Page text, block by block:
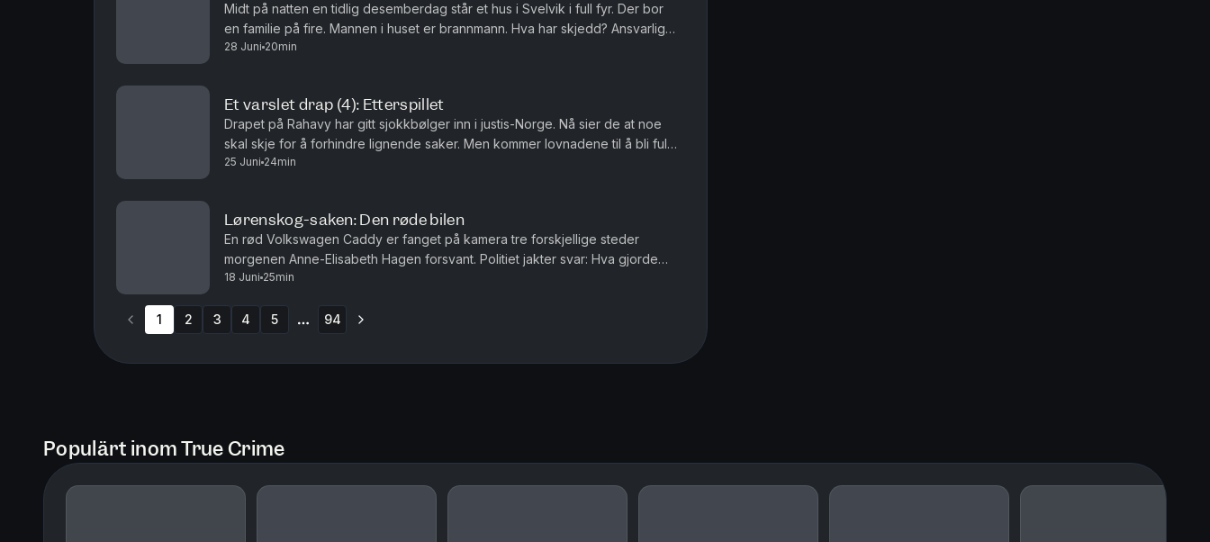
Midt på natten en tidlig desemberdag står et hus i Svelvik i full fyr. Der bor
en familie på fire. Mannen i huset er brannmann. Hva har skjedd? Ansvarlig
redaktør Gard Steiro
28 Juni 20min
Et varslet drap (4): Etterspillet
Drapet på Rahavy har gitt sjokkbølger inn i justis-Norge. Nå sier de at noe
skal skje for å forhindre lignende saker. Men kommer lovnadene til å bli fulgt
opp? Krimkommentator Øystein Milli og Tor-Erl...
25 Juni 24min
Lørenskog-saken: Den røde bilen
En rød Volkswagen Caddy er fanget på kamera tre forskjellige steder
morgenen Anne-Elisabeth Hagen forsvant. Politiet jakter svar: Hva gjorde
den der? Krimkommentator Øystein Milli og Tor-Erling Thømt ...
18 Juni 25min
1 2 3 4 5 94
Populärt inom True Crime